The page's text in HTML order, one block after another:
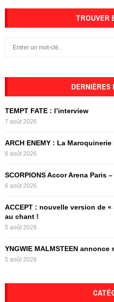
TROUVER
o
r
DERNIÈRES
TEMPT FATE : l’interview
7 août 2026
ARCH ENEMY : La Maroquinerie
6 août 2026
SCORPIONS Accor Arena Paris
6 août 2026
ACCEPT : nouvelle version de
au chant !
5 août 2026
YNGWIE MALMSTEEN
5 août 2026